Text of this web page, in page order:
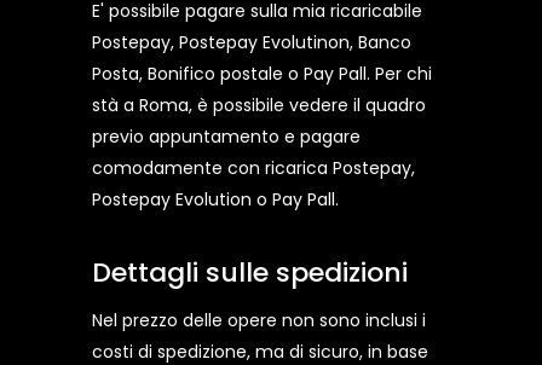
E' possibile pagare sulla mia ricaricabile
Postepay, Postepay Evolutinon, Banco
Posta, Bonifico postale o Pay Pall. Per chi
stà a Roma, è possibile vedere il quadro
previo appuntamento e pagare
comodamente con ricarica Postepay,
Postepay Evolution o Pay Pall.
Dettagli sulle spedizioni
Nel prezzo delle opere non sono inclusi i
costi di spedizione, ma di sicuro, in base